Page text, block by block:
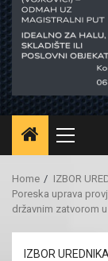
Menu
Home
IZBOR
Poreska uprava
državnim zatvorom
IZBOR UREDNIKA